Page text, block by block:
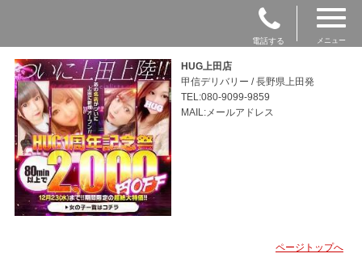
電話する メニュー
HUG上田店
甲信デリバリー / 長野県上田発
TEL:080-9099-9859
MAIL:メールアドレス
ページトップへ